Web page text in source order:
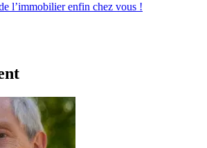
l’immobilierenfin chez vous !